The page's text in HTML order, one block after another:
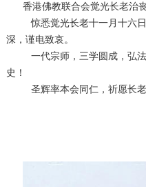
香港佛教联合会觉光长老治
惊悉觉光长老十一月十六
深，谨电致哀。
一代宗师，三学圆成，弘
史！
圣辉率本会同仁，祈愿长